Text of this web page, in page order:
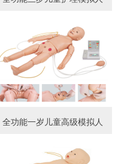
全功能一岁儿童高级模拟人